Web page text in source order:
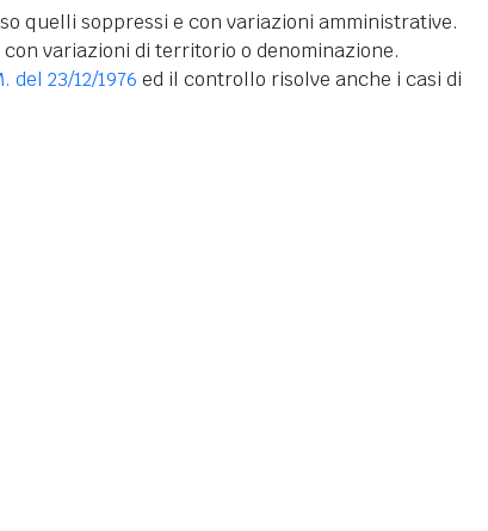
quelli soppressi e con variazioni amministrative.
variazioni di territorio o denominazione.
del 23/12/1976 ed il controllo risolve anche i casi di